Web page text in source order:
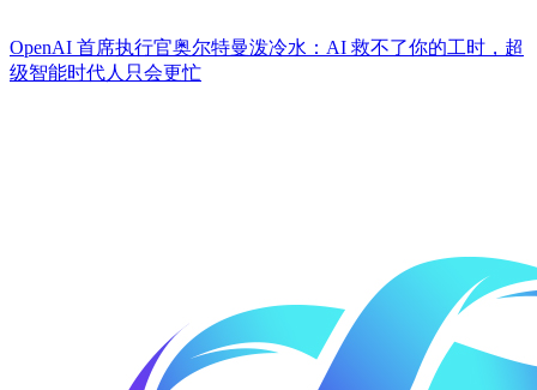
OpenAI 首席执行官奥尔特曼泼冷水：AI 救不了你的工时，超
级智能时代人只会更忙